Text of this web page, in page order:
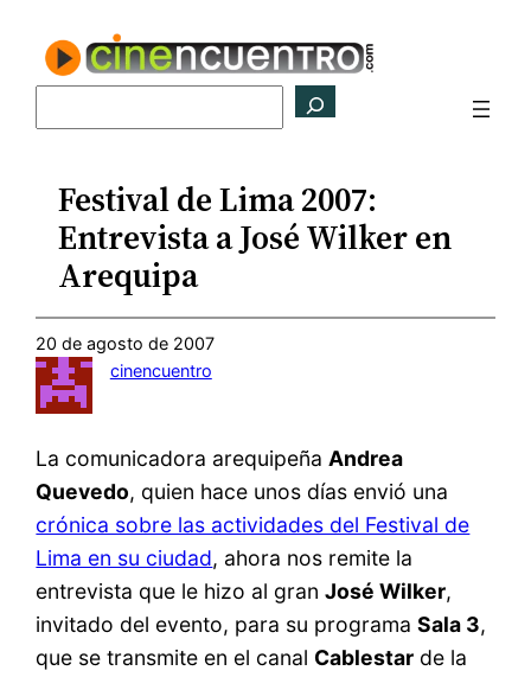
contenido
Festival de Lima 2007:
Entrevista a José Wilker en
Arequipa
20 de agosto de 2007
cinencuentro
La comunicadora arequipeña Andrea
Quevedo, quien hace unos días envió una
crónica sobre las actividades del Festival de
Lima en su ciudad, ahora nos remite la
entrevista que le hizo al granJosé Wilker,
invitado del evento, para su programaSala 3,
que se transmite en el canal Cablestar de la